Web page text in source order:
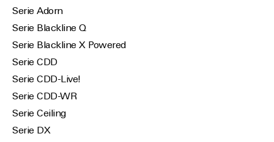
Serie Adorn
Serie Blackline Q
Serie Blackline X Powered
Serie CDD
Serie CDD-Live!
Serie CDD-WR
Serie Ceiling
Serie DX